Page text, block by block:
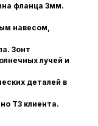
фланца 3мм.
навесом,
Зонт
лучей и
деталей в
ТЗ клиента.